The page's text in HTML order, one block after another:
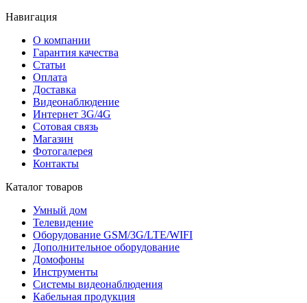
Навигация
О компании
Гарантия качества
Статьи
Оплата
Доставка
Видеонаблюдение
Интернет 3G/4G
Сотовая связь
Магазин
Фотогалерея
Контакты
Каталог товаров
Умный дом
Телевидение
Оборудование GSM/3G/LTE/WIFI
Дополнитeльное оборудование
Домофоны
Инструменты
Системы видеонаблюдения
Кабельная продукция